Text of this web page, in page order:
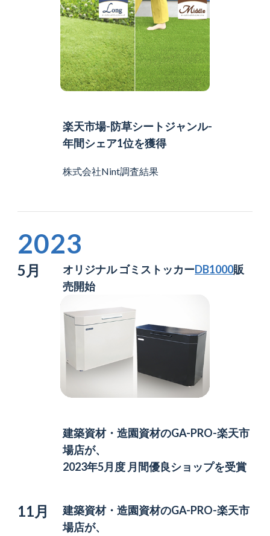
楽天市場-防草シートジャンル-
年間シェア1位を獲得
株式会社Nint調査結果
2023
5月 オリジナル ゴミストッカーDB1000販
売開始
建築資材・造園資材のGA-PRO-楽天市
場店が、
2023年5月度 月間優良ショップを受賞
11月 建築資材・造園資材のGA-PRO-楽天市
場店が、